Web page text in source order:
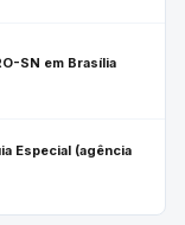
SN em Brasília
Especial (agência